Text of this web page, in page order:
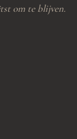
om te blijven.